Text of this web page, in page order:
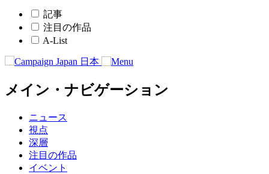
記事
注目の作品
A-List
メイン・ナビゲーション
ニュース
視点
深層
注目の作品
イベント